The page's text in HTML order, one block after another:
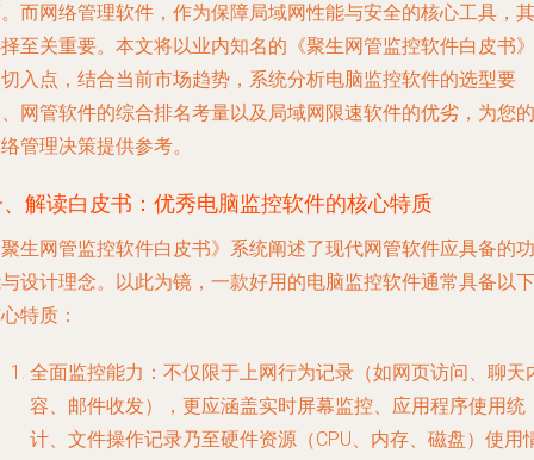
而网络管理软件，作为保障局域网性能与安全的核心工具，其
至关重要。本文将以业内知名的《聚生网管监控软件白皮书》
入点，结合当前市场趋势，系统分析电脑监控软件的选型要
网管软件的综合排名考量以及局域网限速软件的优劣，为您的
管理决策提供参考。
解读白皮书：优秀电脑监控软件的核心特质
生网管监控软件白皮书》系统阐述了现代网管软件应具备的功
设计理念。以此为镜，一款好用的电脑监控软件通常具备以下
特质：
全面监控能力 ：不仅限于上网行为记录（如网页访问、聊天
容、邮件收发），更应涵盖实时屏幕监控、应用程序使用统
计、文件操作记录乃至硬件资源（CPU、内存、磁盘）使用